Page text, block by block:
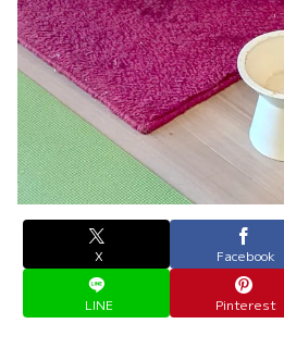
X Facebook
LINE Pinterest